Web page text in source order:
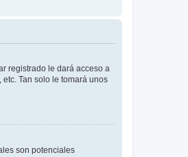
registrado le dará acceso a
Tan solo le tomará unos
son potenciales